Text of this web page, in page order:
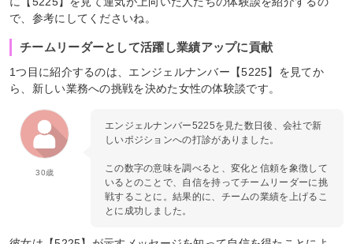
で、参考にしてくださいね。
チームリーダーとして活躍し業績アップに貢献
1つ目に紹介するのは、エンジェルナンバー【5225】を見てか
ら、新しい業務への挑戦を決めた女性の体験談です。
30歳
エンジェルナンバー5225を見た数日後、会社で新
しいポジションへの打診がありました。
この数字の意味を調べると、変化と信頼を象徴して
いるとのことで、自信を持ってチームリーダーに挑
戦することに。結果的に、チームの業績を上げるこ
とに成功しました。